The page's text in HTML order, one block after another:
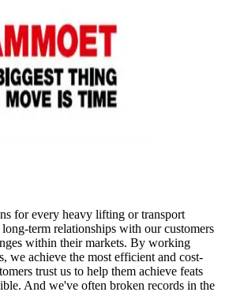
for every heavy lifting or transport
term relationships with our customers
within their markets. By working
we achieve the most efficient and cost-
trust us to help them achieve feats
And we've often broken records in the